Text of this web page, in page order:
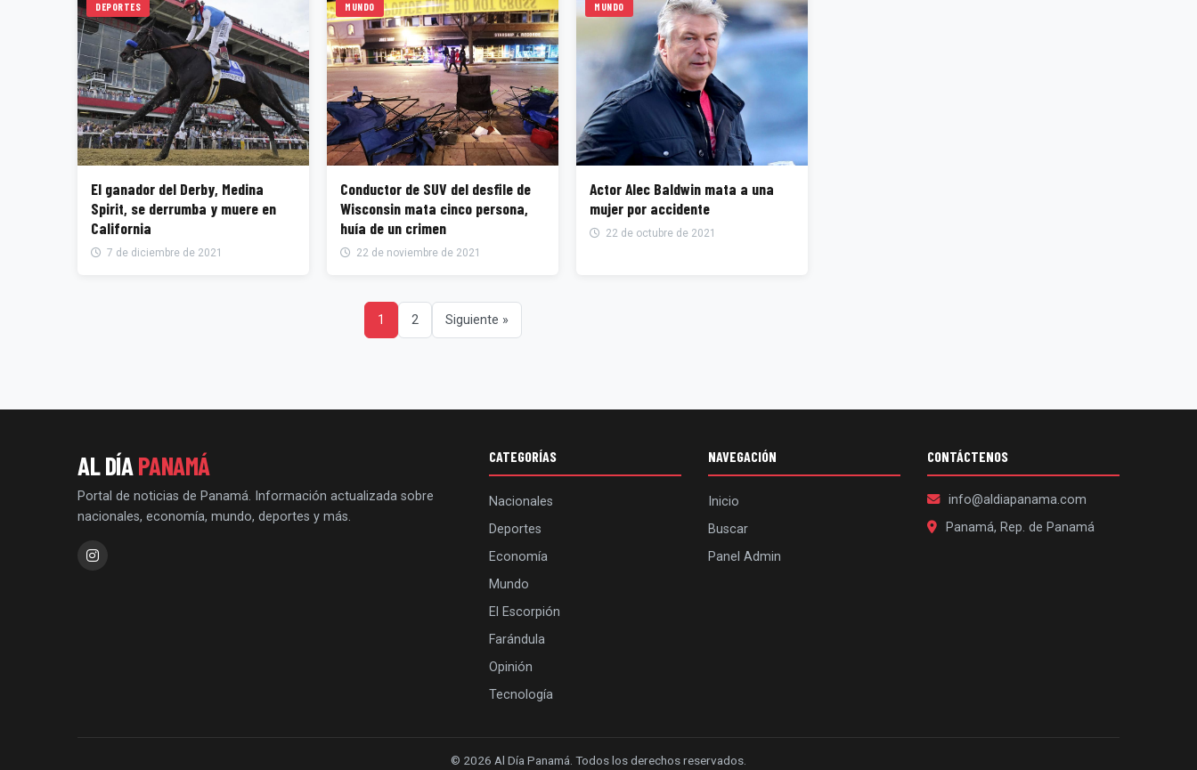
DEPORTES
El ganador del Derby, Medina
Spirit, se derrumba y muere en
California
7 de diciembre de 2021
MUNDO
Conductor de SUV del desfile de
Wisconsin mata cinco persona,
huía de un crimen
22 de noviembre de 2021
MUNDO
Actor Alec Baldwin mata a una
mujer por accidente
22 de octubre de 2021
1 2 Siguiente »
AL DÍAPANAMÁ
Portal de noticias de Panamá. Información actualizada sobre
nacionales, economía, mundo, deportes y más.
CATEGORÍAS
Nacionales
Deportes
Economía
Mundo
El Escorpión
Farándula
Opinión
Tecnología
NAVEGACIÓN
Inicio
Buscar
Panel Admin
CONTÁCTENOS
info@aldiapanama.com
Panamá, Rep. de Panamá
© 2026 Al Día Panamá. Todos los derechos reservados.